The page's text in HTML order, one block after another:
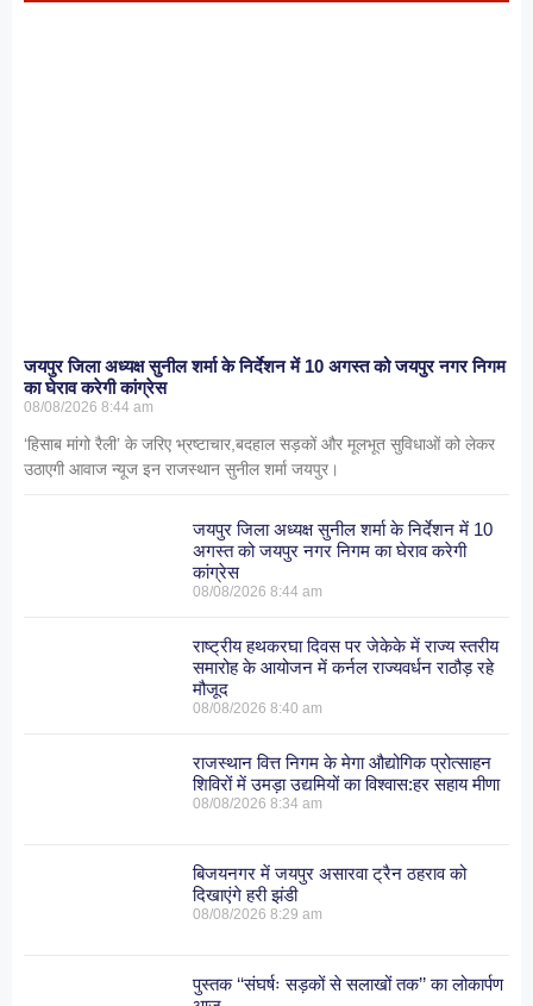
जयपुर जिला अध्यक्ष सुनील शर्मा के निर्देशन में 10 अगस्त को जयपुर नगर निगम
का घेराव करेगी कांग्रेस
08/08/2026 8:44 am
‘हिसाब मांगो रैली’ के जरिए भ्रष्टाचार,बदहाल सड़कों और मूलभूत सुविधाओं को लेकर
उठाएगी आवाज न्यूज इन राजस्थान सुनील शर्मा जयपुर।
जयपुर जिला अध्यक्ष सुनील शर्मा के निर्देशन में 10
अगस्त को जयपुर नगर निगम का घेराव करेगी
कांग्रेस
08/08/20268:44 am
राष्ट्रीय हथकरघा दिवस पर जेकेके में राज्य स्तरीय
समारोह के आयोजन में कर्नल राज्यवर्धन राठौड़ रहे
मौजूद
08/08/20268:40 am
राजस्थान वित्त निगम के मेगा औद्योगिक प्रोत्साहन
शिविरों में उमड़ा उद्यमियों का विश्वास:हर सहाय मीणा
08/08/20268:34 am
बिजयनगर में जयपुर असारवा ट्रैन ठहराव को
दिखाएंगे हरी झंडी
08/08/20268:29 am
पुस्तक ‘‘संघर्षः सड़कों से सलाखों तक’’ का लोकार्पण